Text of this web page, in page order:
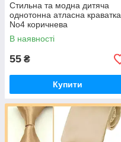
Стильна та модна дитяча
однотонна атласна краватка
No4 коричнева
В наявності
55 ₴
Купити